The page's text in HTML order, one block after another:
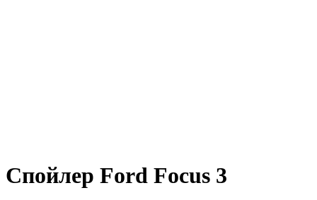
Спойлер Ford Focus 3